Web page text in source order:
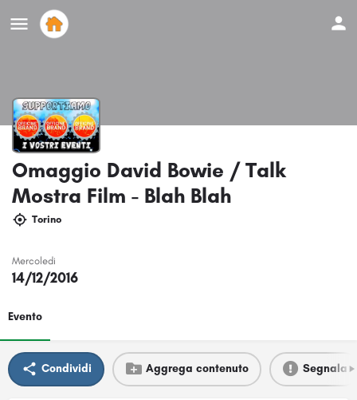
Omaggio David Bowie / Talk
Mostra Film - Blah Blah
Torino
Mercoledi
14/12/2016
Evento
Condividi Aggrega contenuto Segnala